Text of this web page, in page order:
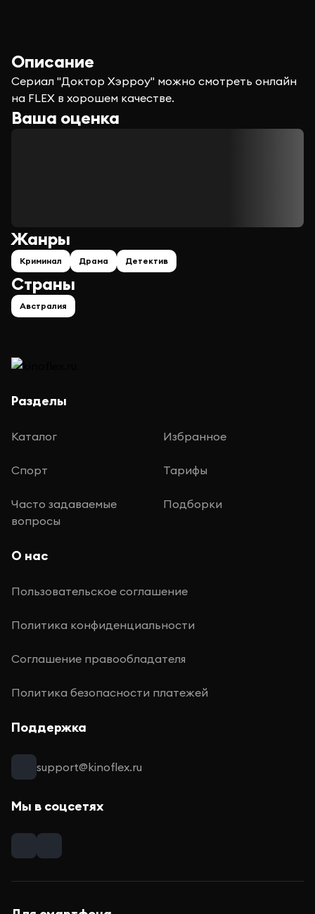
Описание
Сериал "Доктор Хэрроу" можно смотреть онлайн
на FLEX в хорошем качестве.
Ваша оценка
Страны
Австралия
Жанры
Криминал Драма Детектив
Разделы
Каталог Избранное
Спорт Тарифы
Часто задаваемые
вопросы
Подборки
О нас
Пользовательское соглашение
Политика конфиденциальности
Соглашение правообладателя
Политика безопасности платежей
Поддержка
support@kinoflex.ru
Мы в соцсетях